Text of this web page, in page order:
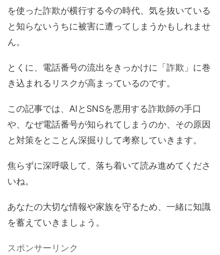
を使った詐欺が横行する今の時代、気を抜いている
と知らないうちに被害に遭ってしまうかもしれませ
ん。
とくに、電話番号の流出をきっかけに「詐欺」に巻
き込まれるリスクが高まっているのです。
この記事では、AIとSNSを悪用する詐欺師の手口
や、なぜ電話番号が知られてしまうのか、その原因
と対策をとことん深掘りして考察していきます。
焦らずに深呼吸して、落ち着いて読み進めてくださ
いね。
あなたの大切な情報や家族を守るため、一緒に知識
を蓄えていきましょう。
スポンサーリンク